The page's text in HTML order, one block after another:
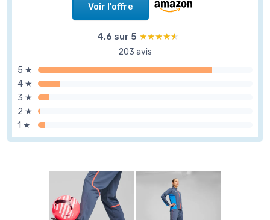
Voir l'offre
4,6 sur 5 ★★★★★
★★★★★
203 avis
5 ★
4 ★
3 ★
2 ★
1 ★